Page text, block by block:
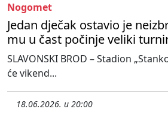
Nogomet
Jedan dječak ostavio je
mu u čast počinje veliki
SLAVONSKI BROD – Stadion
će vikend...
18.06.2026. u 20:00